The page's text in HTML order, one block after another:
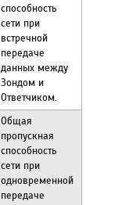
способность
сети при
встречной
передаче
данных между
Зондом и
Ответчиком.
Общая
пропускная
способность
сети при
одновременной
передаче